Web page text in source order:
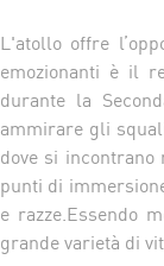
L'atollo offre
emozionanti è il
durante la
ammirare gli
dove si
punti di
e razze.Essendo
grande varietà di